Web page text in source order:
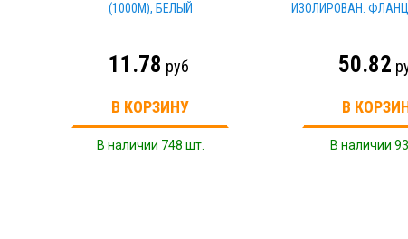
(1000М), БЕЛЫЙ
11.78 руб
В КОРЗИНУ
В наличии 748 шт.
ИЗОЛИРОВАН.
50.82
В
В наличии